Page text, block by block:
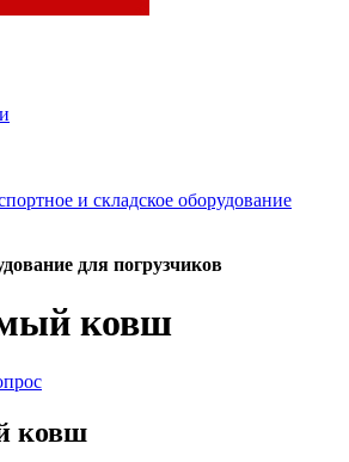
и складское оборудование
для погрузчиков
ковш
ковш